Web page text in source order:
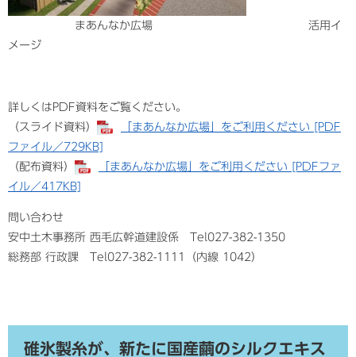
まあんなか広場 活用イ
メージ
詳しくはPDF資料をご覧ください。
（スライド資料）
「まあんなか広場」をご利用ください [PDF
ファイル／729KB]
​（配布資料）
「まあんなか広場」をご利用ください [PDFファ
イル／417KB]
問い合わせ
安中土木事務所 西毛広幹道建設係 Tel027-382-1350
​総務部 行政課 Tel027-382-1111（内線 1042）
碓氷製糸が、新たに国産繭のシルクエキス